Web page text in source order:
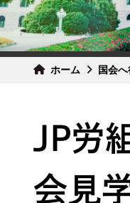
ホーム 国会
JP労
会見